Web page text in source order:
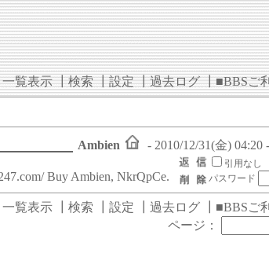
一覧表示┃検索┃設定┃過去ログ┃■BBSご
Ambien - 2010/12/31(金) 04:20 -
Buy Ambien, NkrQpCe.
引用なし
パスワード
一覧表示 検索 設定 過去ログ ■BBSご
ページ：